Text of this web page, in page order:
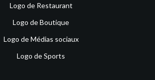
Logo de Restaurant
Logo de Boutique
Logo de Médias sociaux
Logo de Sports